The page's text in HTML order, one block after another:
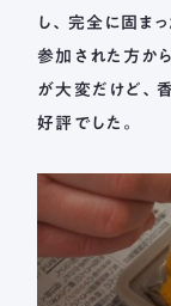
し、完全に固まっ
参加された方か
が大変だけど、
好評でした。